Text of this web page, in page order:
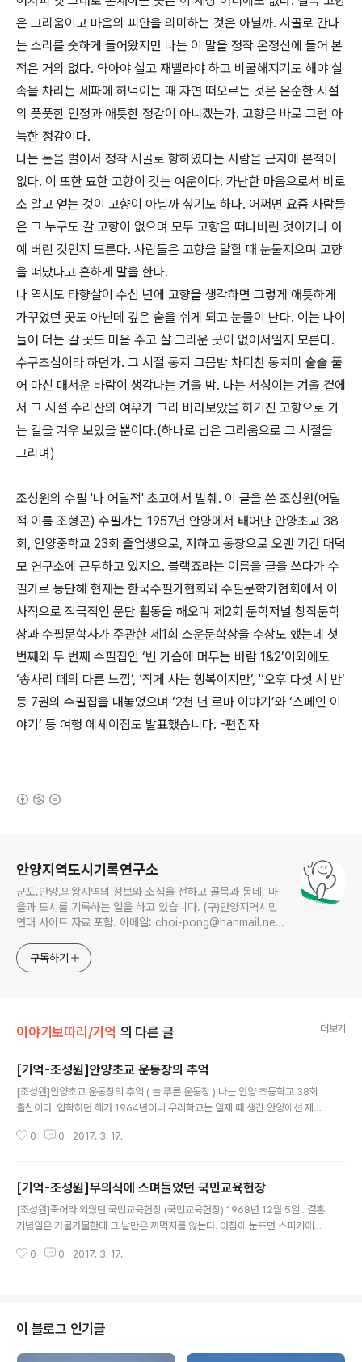
은 그리움이고 마음의 피안을 의미하는 것은 아닐까. 시골로 간다
는 소리를 숫하게 들어왔지만 나는 이 말을 정작 온정신에 들어 본
적은 거의 없다. 약아야 살고 재빨라야 하고 비굴해지기도 해야 실
속을 차리는 세파에 허덕이는 때 자연 떠오르는 것은 온순한 시절
의 풋풋한 인정과 애틋한 정감이 아니겠는가. 고향은 바로 그런 아
늑한 정감이다.
나는 돈을 벌어서 정작 시골로 향하였다는 사람을 근자에 본적이
없다. 이 또한 묘한 고향이 갖는 여운이다. 가난한 마음으로서 비로
소 알고 얻는 것이 고향이 아닐까 싶기도 하다. 어쩌면 요즘 사람들
은 그 누구도 갈 고향이 없으며 모두 고향을 떠나버린 것이거나 아
예 버린 것인지 모른다. 사람들은 고향을 말할 때 눈물지으며 고향
을 떠났다고 흔하게 말을 한다.
나 역시도 타향살이 수십 년에 고향을 생각하면 그렇게 애틋하게
가꾸었던 곳도 아닌데 깊은 숨을 쉬게 되고 눈물이 난다. 이는 나이
들어 더는 갈 곳도 마음 주고 살 그리운 곳이 없어서일지 모른다.
수구초심이라 하던가. 그 시절 동지 그믐밤 차디찬 동치미 술술 풀
어 마신 매서운 바람이 생각나는 겨울 밤. 나는 서성이는 겨울 곁에
서 그 시절 수리산의 여우가 그리 바라보았을 허기진 고향으로 가
는 길을 겨우 보았을 뿐이다.(하나로 남은 그리움으로 그 시절을
그리며)
조성원의 수필 '나 어릴적' 초고에서 발췌. 이 글을 쓴 조성원(어릴
적 이름 조형곤) 수필가는 1957년 안양에서 태어난 안양초교 38
회, 안양중학교 23회 졸업생으로, 저하고 동창으로 오랜 기간 대덕
모 연구소에 근무하고 있지요. 블랙죠라는 이름을 글을 쓰다가 수
필가로 등단해 현재는 한국수필가협회와 수필문학가협회에서 이
사직으로 적극적인 문단 활동을 해오며 제2회 문학저널 창작문학
상과 수필문학사가 주관한 제1회 소운문학상을 수상도 했는데 첫
번째와 두 번째 수필집인 ‘빈 가슴에 머무는 바람 1&2’이외에도
‘송사리 떼의 다른 느낌’, ‘작게 사는 행복이지만’, '‘오후 다섯 시 반’
등 7권의 수필집을 내놓었으며 ‘2천 년 로마 이야기’와 ‘스페인 이
야기’ 등 여행 에세이집도 발표했습니다. -편집자
안양지역도시기록연구소
군포.안양.의왕지역의 정보와 소식을 전하고 골목과 동네, 마
을과 도시를 기록하는 일을 하고 있습니다. (구)안양지역시민
연대 사이트 자료 포함. 이메일: choi-pong@hanmail.net
구독하기
이야기보따리/기억 의 다른 글 더보기
[기억-조성원]안양초교 운동장의 추억
[조성원]안양초교 운동장의 추억 ( 늘 푸른 운동장 ) 나는 안양 초등학교 38회
출신이다. 입학하던 해가 1964년이니 우리학교는 일제 때 생긴 안양에선 제일
만 명이 채 안되었다. 그러기에 그 시절의 안양사람을 만나면 모두가 동문인 셈
넘는 큰 도시가 된 것이지만 당시 안양은 공설 운동장 하나 없는 여느 가난한 시
골의 소읍과도 같았다. 4학년 때 배운 지리책에 안양은 아주 짤막하게 6 25때
격전지로 포도밭이 많은 어령칙한 동네로 표기되어 있으며 실제 우리 집 주변은
0 0 2017. 3. 17.
[기억-조성원]무의식에 스며들었던 국민교육헌장
[조성원]죽어라 외웠던 국민교육헌장 (국민교육헌장) 1968년 12월 5일 . 결혼
기념일은 가물가물한데 그 날만은 까먹지를 않는다. 아침에 눈뜨면 스피커에서
로 쓴 국민교육헌장 액자가 정성스레 놓여 있었으며, 모든 교과서 앞부분에 실
에 태어났다’로 시작하는 ‘국민교육헌장’을 지금도 한 줄 빼놓지 않고 적을 수 있
다. 그 시절 그렇게 외워댔던 국민교육헌장을 떠올리면 달콤하기는커녕 머리 쭈
뼛 서고 통증을 유발하는..
0 0 2017. 3. 17.
이 블로그 인기글